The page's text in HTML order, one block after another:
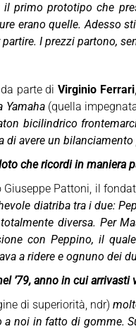
primo prototipo che
erano quelle. Adesso
I prezzi partono,
da parte diVirginio Ferrari
Yamaha (quella
bicilindrico
avere un
che ricordi in maniera
Pattoni, il
diatriba tra i due:
diversa. Per
con Peppino, il
a ridere e ognuno dei
’79, anno in cui
di superiorità, ndr)
noi in fatto di gomme.